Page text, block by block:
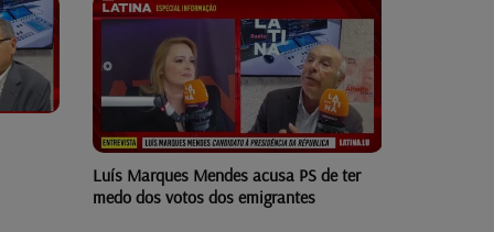
Luís Marques Mendes acusa PS de ter
medo dos votos dos emigrantes